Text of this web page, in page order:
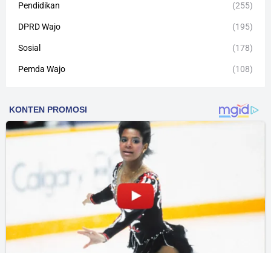
Pendidikan (255)
DPRD Wajo (195)
Sosial (178)
Pemda Wajo (108)